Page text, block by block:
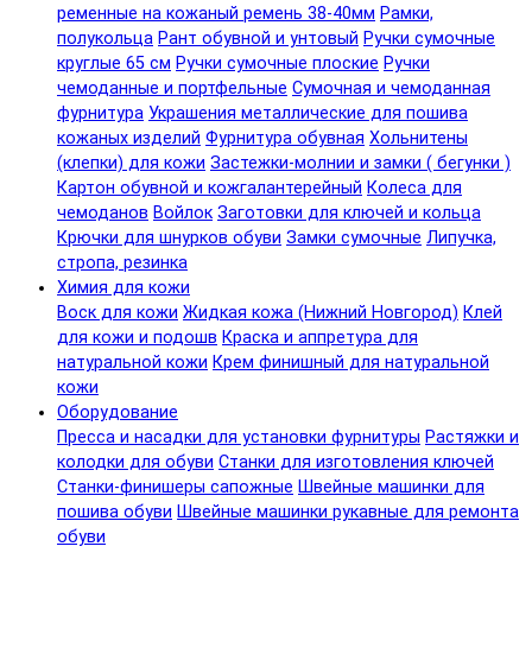
ременные на кожаный ремень 38-40мм Рамки,
полукольца Рант обувной и унтовый Ручки сумочные
круглые 65 см Ручки сумочные плоские Ручки
чемоданные и портфельные Сумочная и чемоданная
фурнитура Украшения металлические для пошива
кожаных изделий Фурнитура обувная Хольнитены
(клепки) для кожи Застежки-молнии и замки ( бегунки )
Картон обувной и кожгалантерейный Колеса для
чемоданов Войлок Заготовки для ключей и кольца
Крючки для шнурков обуви Замки сумочные Липучка,
стропа, резинка
Химия для кожи
Воск для кожи Жидкая кожа (Нижний Новгород) Клей
для кожи и подошв Краска и аппретура для
натуральной кожи Крем финишный для натуральной
кожи
Оборудование
Пресса и насадки для установки фурнитуры Растяжки и
колодки для обуви Станки для изготовления ключей
Станки-финишеры сапожные Швейные машинки для
пошива обуви Швейные машинки рукавные для ремонта
обуви